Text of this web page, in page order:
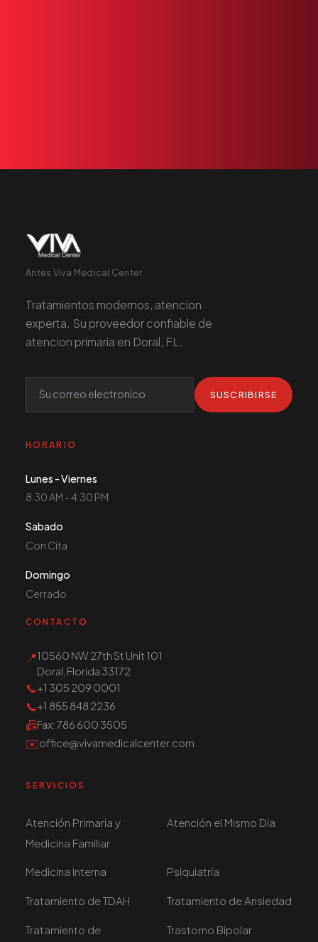
Antes Viva Medical Center
Tratamientos modernos, atencion
experta. Su proveedor confiable de
atencion primaria en Doral, FL.
SUSCRIBIRSE
HORARIO
Lunes - Viernes
8:30 AM - 4:30 PM
Sabado
Con Cita
Domingo
Cerrado
CONTACTO
📍10560 NW 27th St Unit 101
Doral, Florida 33172
📞+1 305 209 0001
📞+1 855 848 2236
📠Fax: 786 600 3505
✉️office@vivamedicalcenter.com
SERVICIOS
Atención Primaria y
Medicina Familiar
Atención el Mismo Día
Medicina Interna Psiquiatría
Tratamiento de TDAH Tratamiento de Ansiedad
Tratamiento de
Trastorno Bipolar